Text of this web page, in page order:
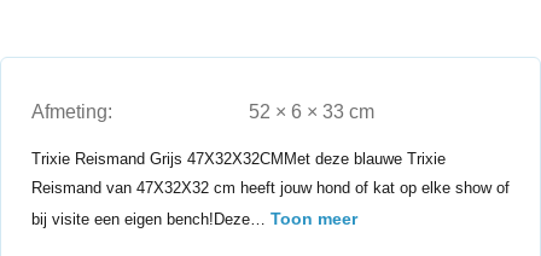
Afmeting: 52 × 6 × 33 cm
Trixie Reismand Grijs 47X32X32CMMet deze blauwe Trixie
Reismand van 47X32X32 cm heeft jouw hond of kat op elke show of
bij visite een eigen bench!Deze… Toon meer